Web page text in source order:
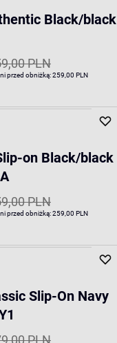
Black/black
PLN
przed obniżką:259,00 PLN
on Black/black
PLN
przed obniżką:259,00 PLN
Slip-On Navy
PLN